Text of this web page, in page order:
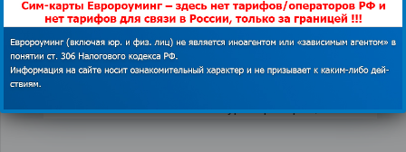
мобильный интернет в Германии,отзыв ortel
mobile
Мы с мужем любим бывать в разных странах,
этом не хотим зависеть от туроператоров,…